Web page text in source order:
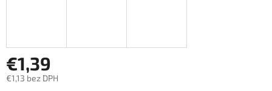
€1,39
€1,13 bez DPH